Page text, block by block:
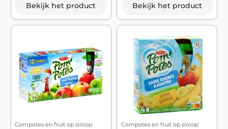
Bekijk het product Bekijk het product
Compotes en fruit op siroop Compotes en fruit op siroop